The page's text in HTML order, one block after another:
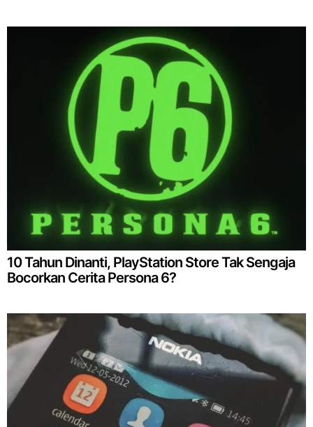
10 Tahun Dinanti, PlayStation Store Tak Sengaja
Bocorkan Cerita Persona 6?